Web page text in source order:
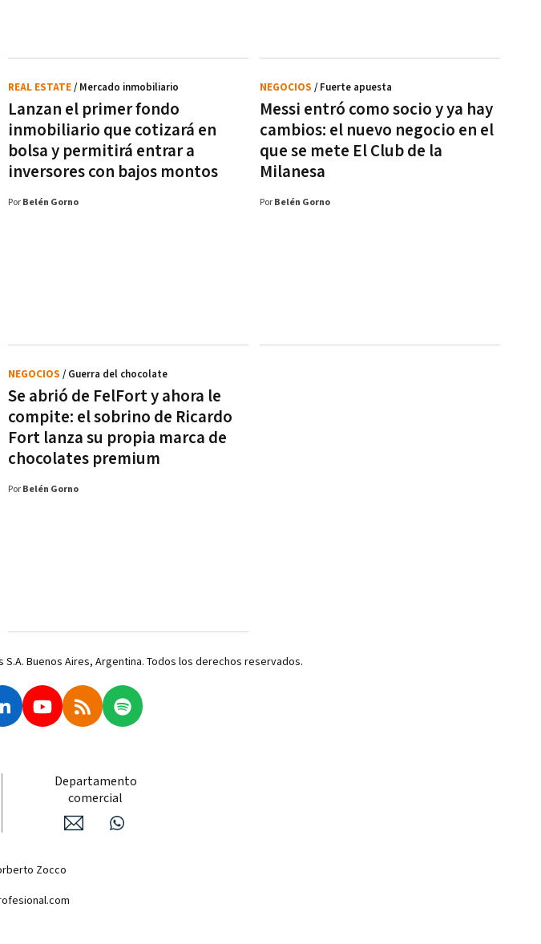
Lanzan el primer fondo
inmobiliario que cotizará en
bolsa y permitirá entrar a
inversores con bajos montos
REAL ESTATE/ Mercado inmobiliario
Por Belén Gorno
Messi entró como socio y ya hay
cambios: el nuevo negocio en el
que se mete El Club de la
Milanesa
NEGOCIOS / Fuerte apuesta
Por Belén Gorno
Se abrió de FelFort y ahora le
compite: el sobrino de Ricardo
Fort lanza su propia marca de
chocolates premium
NEGOCIOS / Guerra del chocolate
Por Belén Gorno
Buenos Aires, Argentina. Todos los derechos reservados.
Departamento
comercial
Zocco